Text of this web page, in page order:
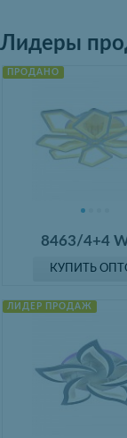
Лидеры
ПРОДАНО
8463/4+4
КУПИТЬ
ЛИДЕР ПРОДАЖ